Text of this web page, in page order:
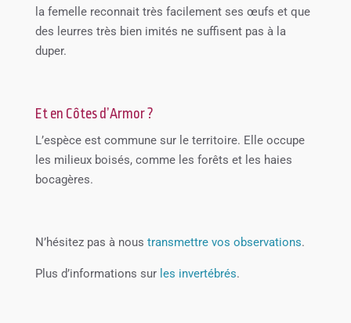
la femelle reconnait très facilement ses œufs et que
des leurres très bien imités ne suffisent pas à la
duper.
Et en Côtes d’Armor ?
L’espèce est commune sur le territoire. Elle occupe
les milieux boisés, comme les forêts et les haies
bocagères.
N’hésitez pas à nous transmettre vos observations.
Plus d’informations sur les invertébrés.